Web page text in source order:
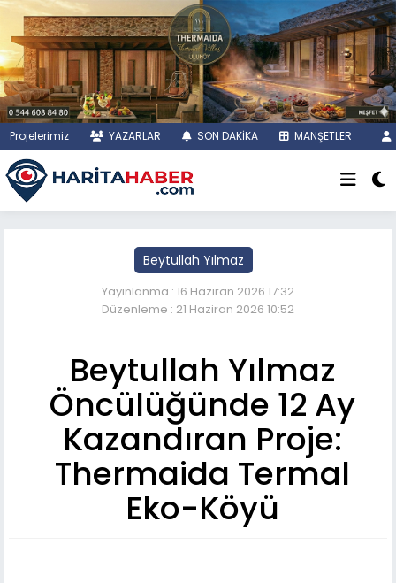
Projelerimiz YAZARLAR SON DAKİKA MANŞETLER
Beytullah Yılmaz
Yayınlanma : 16 Haziran 2026 17:32
Düzenleme : 21 Haziran 2026 10:52
Beytullah Yılmaz
Öncülüğünde 12 Ay
Kazandıran Proje:
Thermaida Termal
Eko-Köyü